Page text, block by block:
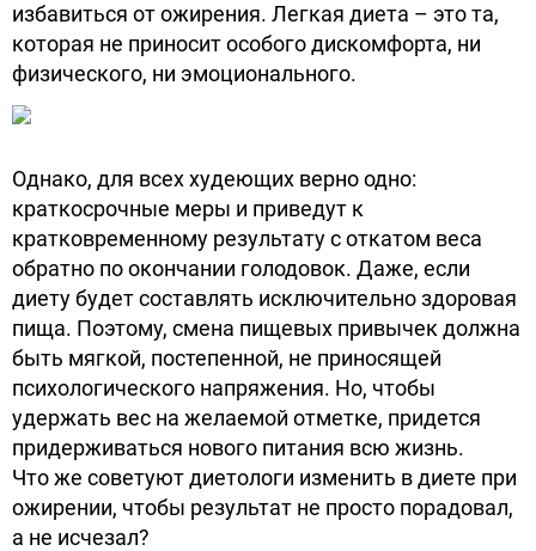
избавиться от ожирения. Легкая диета – это та,
которая не приносит особого дискомфорта, ни
физического, ни эмоционального.
Однако, для всех худеющих верно одно:
краткосрочные меры и приведут к
кратковременному результату с откатом веса
обратно по окончании голодовок. Даже, если
диету будет составлять исключительно здоровая
пища. Поэтому, смена пищевых привычек должна
быть мягкой, постепенной, не приносящей
психологического напряжения. Но, чтобы
удержать вес на желаемой отметке, придется
придерживаться нового питания всю жизнь.
Что же советуют диетологи изменить в диете при
ожирении, чтобы результат не просто порадовал,
а не исчезал?